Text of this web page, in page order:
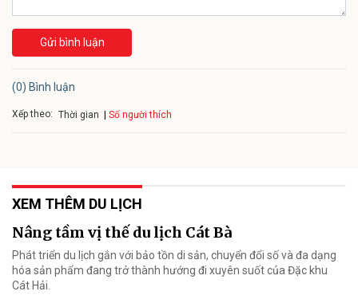
Gửi bình luận
(0) Bình luận
Xếp theo: Thời gian Số người thích
XEM THÊM DU LỊCH
Nâng tầm vị thế du lịch Cát Bà
Phát triển du lịch gắn với bảo tồn di sản, chuyển đổi số và đa dạng
hóa sản phẩm đang trở thành hướng đi xuyên suốt của Đặc khu
Cát Hải.